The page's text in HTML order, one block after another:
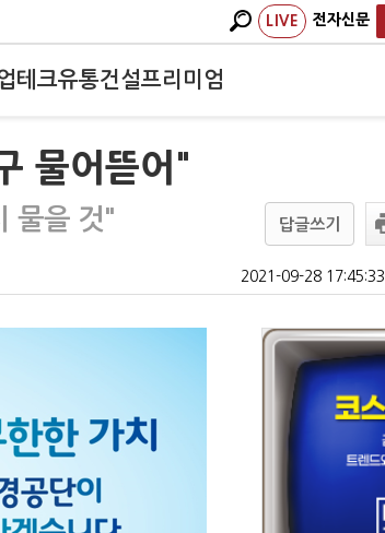
LIVE 전자신문
테크유통건설프리미엄
물어뜯어"
물을 것" 답글쓰기
2021-09-28 17:45:33